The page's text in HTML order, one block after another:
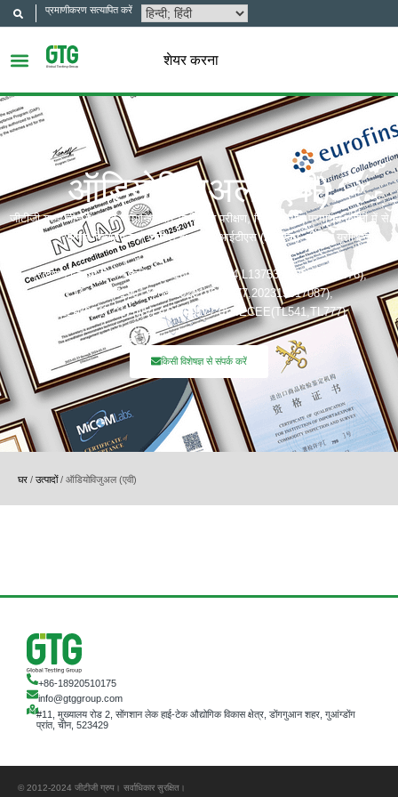
प्रमाणीकरण सत्यापित करें
शेयर करना
ऑडियोविजुअल (एवी)
जीटीजी ग्रुप चीन में सबसे सम्मानित और प्रतिष्ठित परीक्षण, निरीक्षण और प्रमाणन कंपनी में से
एक है। प्रमाणन निकाय जिनमें शामिल हैं: यूएल, आईटीएस (इंटरटेक), टीयूवी, यूरोफिन्स,
प्रत्यायन निकाय जिसमें शामिल हैं: CNAS(L6214,L13753,L18872,IB1376),
CMA(201819013768,202019014977,202319017087),
A2LA(6947.01), NVLAP(600177-0), IECEE(TL541,TL777)
किसी विशेषज्ञ से संपर्क करें
घर / उत्पादों/ ऑडियोविजुअल (एवी)
+86-18920510175
info@gtggroup.com
#11, मुख्यालय रोड 2, सोंगशान लेक हाई-टेक औद्योगिक विकास क्षेत्र, डोंगगुआन शहर, गुआंग्डोंग
प्रांत, चीन, 523429
© 2012-2024 जीटीजी ग्रुप। सर्वाधिकार सुरक्षित।